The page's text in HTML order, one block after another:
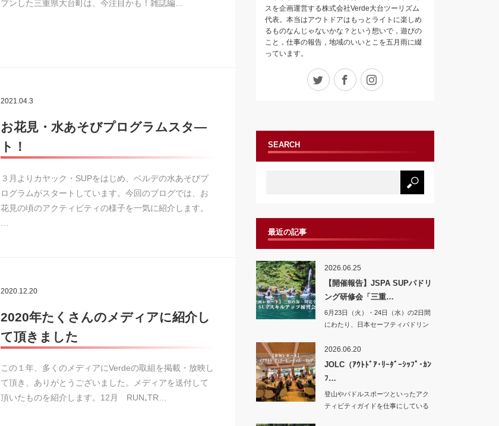
プンした三重県大台町は、今注目かも！雑誌編…
2021.04.3
お花見・水あそびプログラムスタ―
ト！
３月よりカヤック・SUPをはじめ、ベルデの水あそびプ
ログラムがスタートしています。今回のブログでは、お
花見の頃のアクティビティの様子を一気に紹介します。
2020.12.20
2020年たくさんのメディアに紹介し
て頂きました
この１年、多くのメディアにVerdeの取組を掲載・放映し
て頂き、ありがとうございました。メディアを送付して
頂いたものを紹介します。12月 RUN₊TR…
スを企画運営する株式会社Verde大台ツーリズム
代表。本当はアウトドアはもっとライトに楽しめ
るものなんじゃないかな？という想いで，遊びの
こと，仕事の報告，地域のいいとこを五月雨に綴
っています。
Twitter Facebook
SEARCH
最近の記事
2026.06.25
【開催報告】JSPA SUPパドリ
ング研修会「三重…
6月23日（火）・24日（水）の2日間
にわたり、日本セーフティパドリン
2026.06.20
JOLC（ｱｳﾄﾄﾞｱ･ﾘｰﾀﾞｰｼｯﾌﾟ･ｶﾝ
ﾌ…
登山やパドルスポーツといったアク
ティビティガイドを仕事にしている